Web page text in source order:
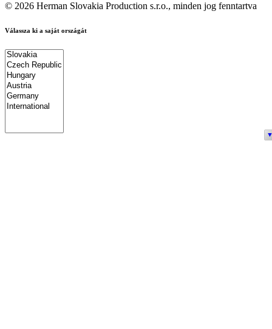
© 2026 Herman Slovakia Production s.r.o., minden jog fenntartva
Válassza ki a saját országát